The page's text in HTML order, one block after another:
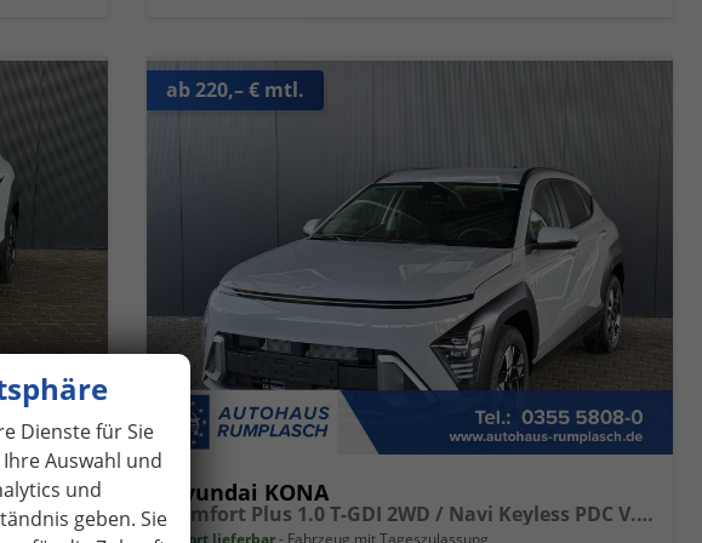
Comfort 1.0 T-GDI 2WD / Navi Keyless PDC V.&H. Kamera Sitz & Lenkr.Heiz./ LED Alu 18"
ab 220,– € mtl.
Hyundai KONA
Comfort Plus 1.0 T-GDI 2WD / Navi Keyless PDC V.&H. Kamera Sitz & Lenkr.Heiz./ LED Privacy
Dienste für Sie
Auswahl und
und
geben. Sie